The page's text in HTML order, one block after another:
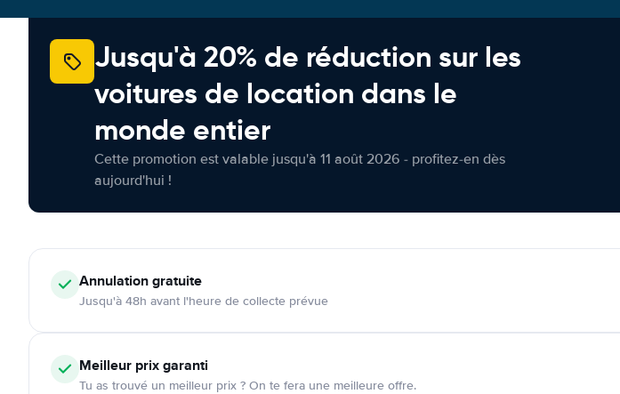
Jusqu'à 20% de réduction sur les
voitures de location dans le
monde entier
Cette promotion est valable jusqu'à 11 août 2026 - profitez-en dès
aujourd'hui !
Annulationgratuite
Jusqu'à 48h avant l'heure de collecte prévue
Meilleur prix garanti
Tu as trouvé un meilleur prix ? On te fera une meilleure offre.